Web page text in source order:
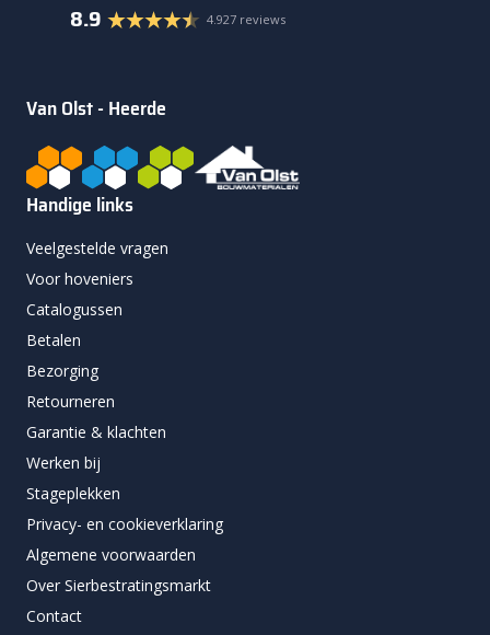
8.9 4.927 reviews
Van Olst - Heerde
Handige links
Veelgestelde vragen
Voor hoveniers
Catalogussen
Betalen
Bezorging
Retourneren
Garantie & klachten
Werken bij
Stageplekken
Privacy- en cookieverklaring
Algemene voorwaarden
Over Sierbestratingsmarkt
Contact